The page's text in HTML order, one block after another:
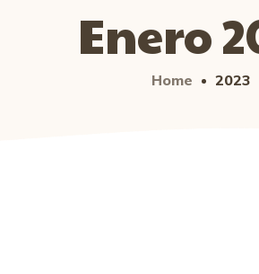
Enero
Home 2023